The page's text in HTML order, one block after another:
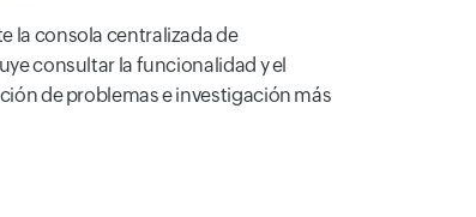
la consola centralizada de
consultar la funcionalidad y el
de problemas e investigación más